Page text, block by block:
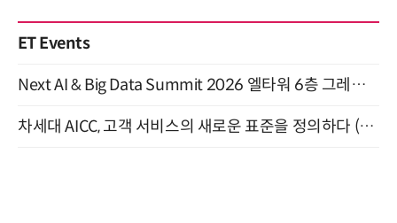
ET Events
Next AI & Big Data Summit 2026 엘타워 6층 그레이스홀 개최 (9/18)
차세대 AICC, 고객 서비스의 새로운 표준을 정의하다 (9/9)